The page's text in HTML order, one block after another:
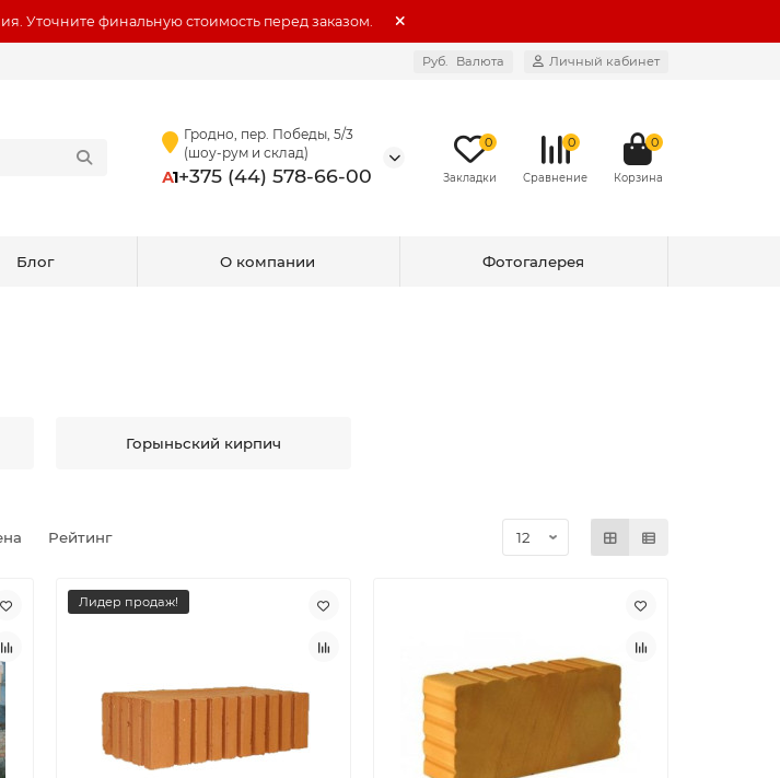
Уточните финальную стоимость перед заказом.
Руб. Валюта Личный кабинет
Гродно, пер. Победы, 5/3
(шоу-рум и склад)
А1+375 (44) 578-66-00
0 0 0
Блог О компании Фотогалерея
Горыньский кирпич
Рейтинг
Лидер продаж!